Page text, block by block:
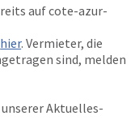
aufcote-azur-
hier. Vermieter, die
sind, melden
Aktuelles-